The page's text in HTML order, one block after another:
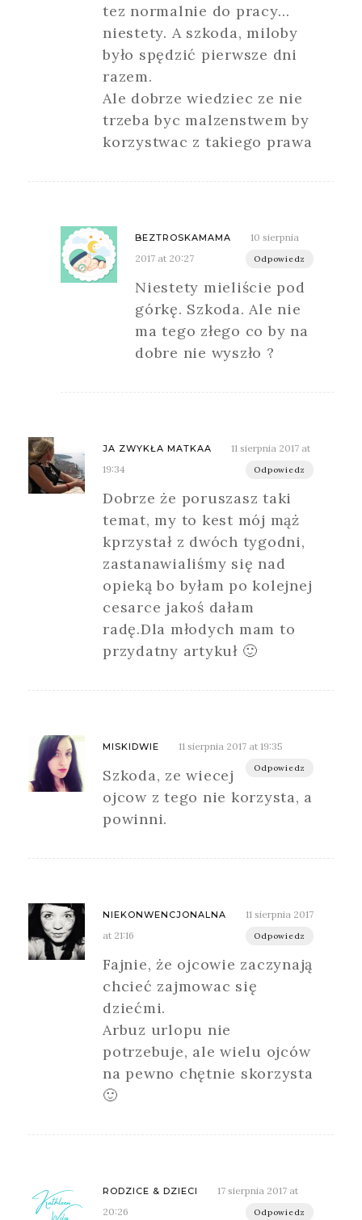
tez normalnie do pracy…
niestety. A szkoda, miloby
było spędzić pierwsze dni
razem.
Ale dobrze wiedziec ze nie
trzeba byc malzenstwem by
korzystwac z takiego prawa
BEZTROSKAMAMA
10 sierpnia
2017 at 20:27
Odpowiedz
Niestety mieliście pod
górkę. Szkoda. Ale nie
ma tego złego co by na
dobre nie wyszło ?
JA ZWYKŁA MATKAA
11 sierpnia 2017 at
19:34
Odpowiedz
Dobrze że poruszasz taki
temat, my to kest mój mąż
kprzystał z dwóch tygodni,
zastanawialiśmy się nad
opieką bo byłam po kolejnej
cesarce jakoś dałam
radę.Dla młodych mam to
przydatny artykuł 🙂
MISKIDWIE 11 sierpnia 2017 at 19:35
Odpowiedz
Szkoda, ze wiecej
ojcow z tego nie korzysta, a
powinni.
NIEKONWENCJONALNA
11 sierpnia 2017
at 21:16
Odpowiedz
Fajnie, że ojcowie zaczynają
chcieć zajmowac się
dziećmi.
Arbuz urlopu nie
potrzebuje, ale wielu ojców
na pewno chętnie skorzysta
🙂
RODZICE & DZIECI
17 sierpnia 2017 at
20:26
Odpowiedz